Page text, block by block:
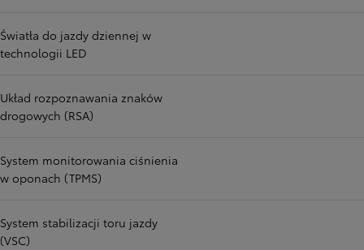
Światła do jazdy dziennej w
technologii LED
Układ rozpoznawania znaków
drogowych (RSA)
System monitorowania ciśnienia
w oponach (TPMS)
System stabilizacji toru jazdy
(VSC)